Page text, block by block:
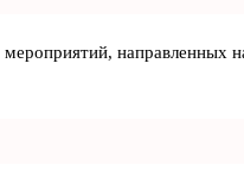
направленных